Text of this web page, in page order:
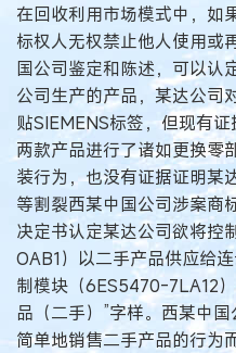
在回收利用市场模式中，如
标权人无权禁止他人使用或
国公司鉴定和陈述，可以认
公司生产的产品，某达公司
贴SIEMENS标签，但现有
两款产品进行了诸如更换零
装行为，也没有证据证明某
等割裂西某中国公司涉案商
决定书认定某达公司欲将控
OAB1）以二手产品供应给
制模块（6ES5470-7LA12
品（二手）”字样。西某中
简单地销售二手产品的行为